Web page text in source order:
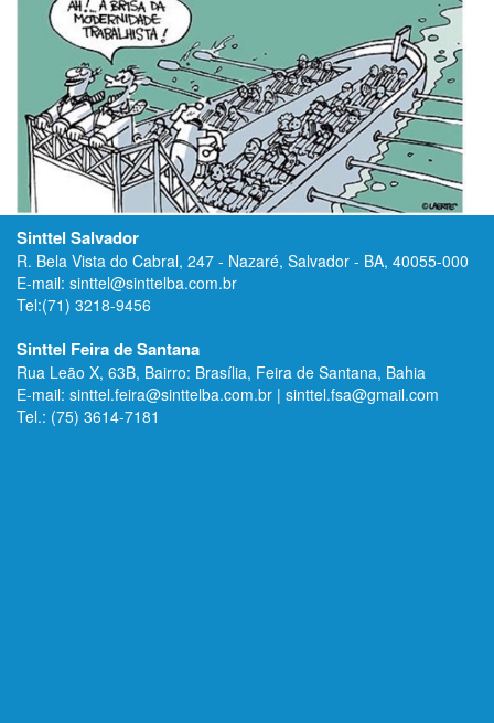
Sinttel Salvador
R. Bela Vista do Cabral, 247 - Nazaré, Salvador - BA, 40055-000
E-mail: sinttel@sinttelba.com.br
Tel:(71) 3218-9456
Sinttel Feira de Santana
Rua Leão X, 63B, Bairro: Brasília, Feira de Santana, Bahia
E-mail: sinttel.feira@sinttelba.com.br | sinttel.fsa@gmail.com
Tel.: (75) 3614-7181